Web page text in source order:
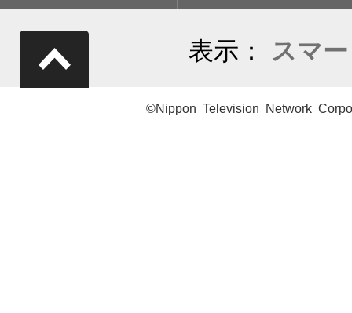
表示： スマ
©Nippon Television Network